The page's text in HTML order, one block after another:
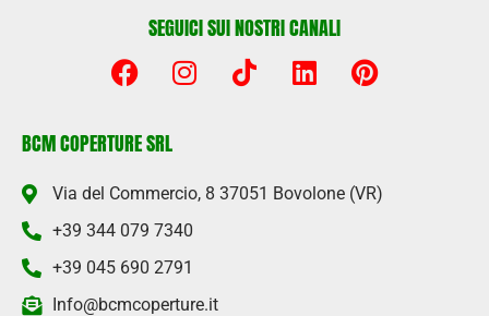
SEGUICI SUI NOSTRI CANALI
BCM COPERTURE SRL
Via del Commercio, 8 37051 Bovolone (VR)
+39 344 079 7340
+39 045 690 2791
Info@bcmcoperture.it